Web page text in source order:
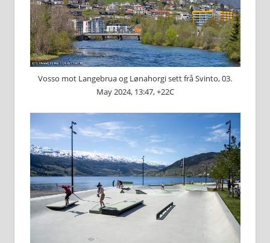
Vosso mot Langebrua og Lønahorgi sett frå Svinto, 03.
May 2024, 13:47, +22C